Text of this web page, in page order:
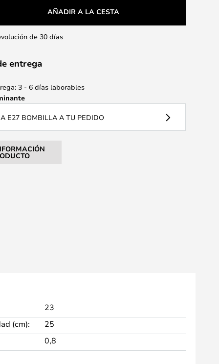
AÑADIR A LA CESTA
de 30 días
entrega
3 - 6 días laborables
E27 BOMBILLA A TU PEDIDO
23
(cm):
25
0,8